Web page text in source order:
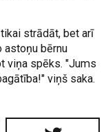
strādāt, bet arī
astoņu bērnu
viņa spēks. "Jums
viņš saka.